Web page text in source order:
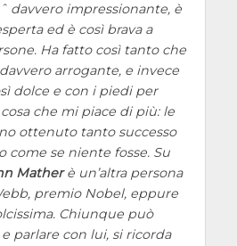
davvero impressionante, è
ed è così brava a
Ha fatto così tanto che
arrogante, e invece
dolce e con i piedi per
che mi piace di più: le
ottenuto tanto successo
come se niente fosse. Su
Matherè un’altra persona
premio Nobel, eppure
Chiunque può
parlare con lui, si ricorda